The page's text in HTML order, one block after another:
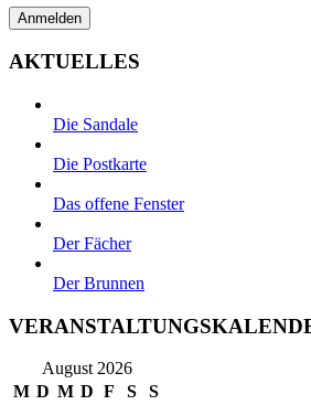
AKTUELLES
Die Sandale
Die Postkarte
Das offene Fenster
Der Fächer
Der Brunnen
August 2026
M D M D F S S